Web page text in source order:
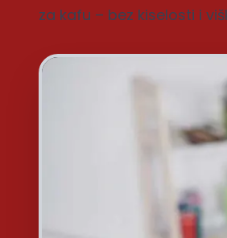
za kafu – bez kiselosti i
Foto: Freepik.com